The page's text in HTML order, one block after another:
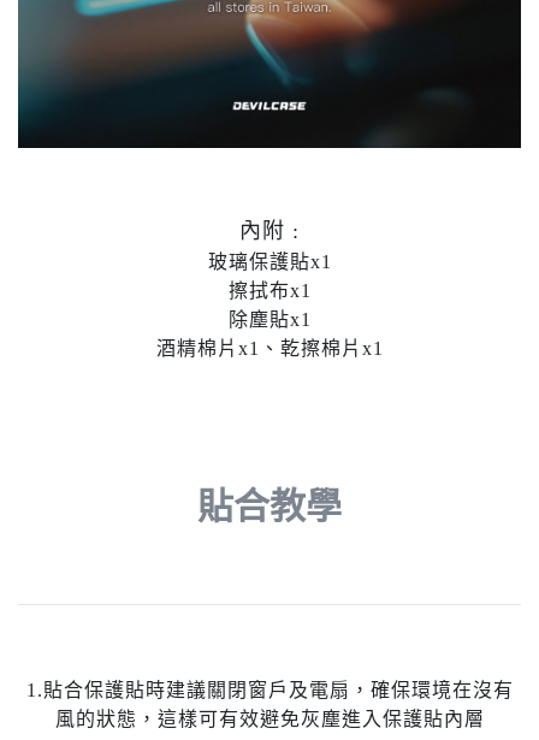
內附 :
玻璃保護貼x1
擦拭布x1
除塵貼x1
酒精棉片x1、乾擦棉片x1
貼合教學
1.貼合保護貼時建議關閉窗戶及電扇，確保環境在沒有
風的狀態，這樣可有效避免灰塵進入保護貼內層